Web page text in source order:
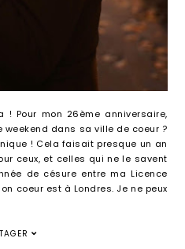
Pour mon 26ème anniversaire,
dans sa ville de coeur ?
! Cela faisait presque un an
ceux, et celles qui ne le savent
de césure entre ma Licence
coeur est à Londres. Je ne peux